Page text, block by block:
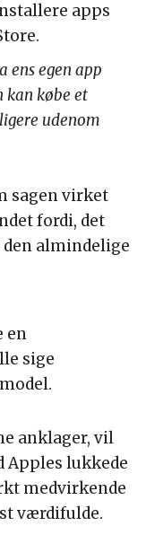
apps
ens egen app
kan købe et
udenom
sagen virket
fordi, det
almindelige
en
sige
anklager, vil
Apples lukkede
medvirkende
værdifulde.